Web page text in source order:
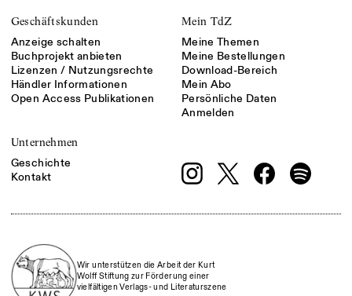
Geschäftskunden
Anzeige schalten
Buchprojekt anbieten
Lizenzen / Nutzungsrechte
Händler Informationen
Open Access Publikationen
Mein TdZ
Meine Themen
Meine Bestellungen
Download-Bereich
Mein Abo
Persönliche Daten
Anmelden
Unternehmen
Geschichte
Kontakt
Wir unterstützen die Arbeit der Kurt
Wolff Stiftung zur Förderung einer
vielfältigen Verlags- und Literaturszene